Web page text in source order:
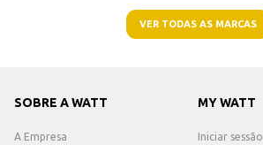
VER TODAS AS MARCAS
SOBRE A WATT
A Empresa
MY WATT
Iniciar sessão